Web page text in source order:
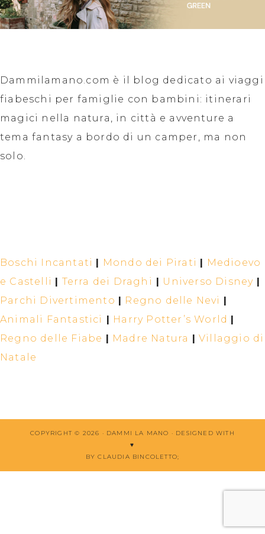
Dammilamano.com è il blog dedicato ai viaggi
fiabeschi per famiglie con bambini: itinerari
magici nella natura, in città e avventure a
tema fantasy a bordo di un camper, ma non
solo.
Boschi Incantati Mondo dei Pirati
Medioevo
e Castelli
Terra dei Draghi Universo Disney
Parchi Divertimento
Regno delle Nevi
Animali Fantastici
Harry Potter’s World
Regno delle Fiabe
Madre Natura
Villaggio di
Natale
COPYRIGHT © 2026 · DAMMI LA MANO · DESIGNED WITH
♥
BY CLAUDIA BINCOLETTO;